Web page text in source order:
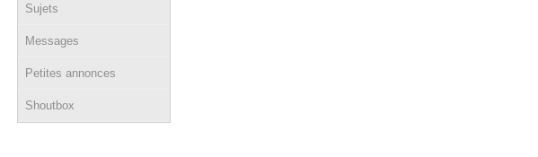
Sujets
Messages
Petites annonces
Shoutbox